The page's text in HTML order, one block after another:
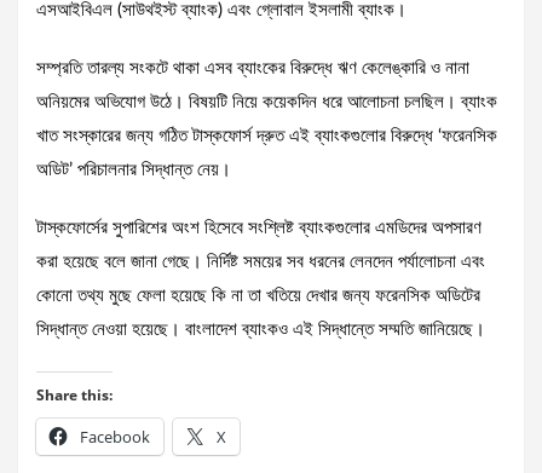
এসআইবিএল (সাউথইস্ট ব্যাংক) এবং গ্লোবাল ইসলামী ব্যাংক।
সম্প্রতি তারল্য সংকটে থাকা এসব ব্যাংকের বিরুদ্ধে ঋণ কেলেঙ্কারি ও নানা
অনিয়মের অভিযোগ উঠে। বিষয়টি নিয়ে কয়েকদিন ধরে আলোচনা চলছিল। ব্যাংক
খাত সংস্কারের জন্য গঠিত টাস্কফোর্স দ্রুত এই ব্যাংকগুলোর বিরুদ্ধে ‘ফরেনসিক
অডিট’ পরিচালনার সিদ্ধান্ত নেয়।
টাস্কফোর্সের সুপারিশের অংশ হিসেবে সংশ্লিষ্ট ব্যাংকগুলোর এমডিদের অপসারণ
করা হয়েছে বলে জানা গেছে। নির্দিষ্ট সময়ের সব ধরনের লেনদেন পর্যালোচনা এবং
কোনো তথ্য মুছে ফেলা হয়েছে কি না তা খতিয়ে দেখার জন্য ফরেনসিক অডিটের
সিদ্ধান্ত নেওয়া হয়েছে। বাংলাদেশ ব্যাংকও এই সিদ্ধান্তে সম্মতি জানিয়েছে।
Share this:
Facebook X